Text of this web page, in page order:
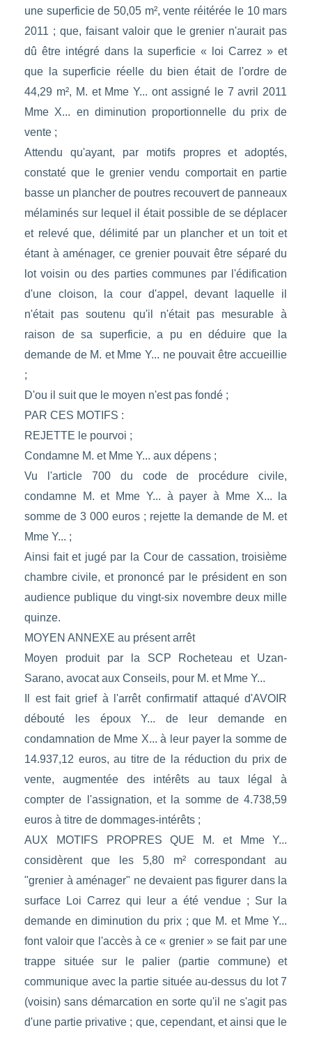
une superficie de 50,05 m², vente réitérée le 10 mars
2011 ; que, faisant valoir que le grenier n'aurait pas
dû être intégré dans la superficie « loi Carrez » et
que la superficie réelle du bien était de l'ordre de
44,29 m², M. et Mme Y... ont assigné le 7 avril 2011
Mme X... en diminution proportionnelle du prix de
vente ;
Attendu qu'ayant, par motifs propres et adoptés,
constaté que le grenier vendu comportait en partie
basse un plancher de poutres recouvert de panneaux
mélaminés sur lequel il était possible de se déplacer
et relevé que, délimité par un plancher et un toit et
étant à aménager, ce grenier pouvait être séparé du
lot voisin ou des parties communes par l'édification
d'une cloison, la cour d'appel, devant laquelle il
n'était pas soutenu qu'il n'était pas mesurable à
raison de sa superficie, a pu en déduire que la
demande de M. et Mme Y... ne pouvait être accueillie
;
D'ou il suit que le moyen n'est pas fondé ;
PAR CES MOTIFS :
REJETTE le pourvoi ;
Condamne M. et Mme Y... aux dépens ;
Vu l'article 700 du code de procédure civile,
condamne M. et Mme Y... à payer à Mme X... la
somme de 3 000 euros ; rejette la demande de M. et
Mme Y... ;
Ainsi fait et jugé par la Cour de cassation, troisième
chambre civile, et prononcé par le président en son
audience publique du vingt-six novembre deux mille
quinze.
MOYEN ANNEXE au présent arrêt
Moyen produit par la SCP Rocheteau et Uzan-
Sarano, avocat aux Conseils, pour M. et Mme Y...
Il est fait grief à l'arrêt confirmatif attaqué d'AVOIR
débouté les époux Y... de leur demande en
condamnation de Mme X... à leur payer la somme de
14.937,12 euros, au titre de la réduction du prix de
vente, augmentée des intérêts au taux légal à
compter de l'assignation, et la somme de 4.738,59
euros à titre de dommages-intérêts ;
AUX MOTIFS PROPRES QUE M. et Mme Y...
considèrent que les 5,80 m² correspondant au
"grenier à aménager" ne devaient pas figurer dans la
surface Loi Carrez qui leur a été vendue ; Sur la
demande en diminution du prix ; que M. et Mme Y...
font valoir que l'accès à ce « grenier » se fait par une
trappe située sur le palier (partie commune) et
communique avec la partie située au-dessus du lot 7
(voisin) sans démarcation en sorte qu'il ne s'agit pas
d'une partie privative ; que, cependant, et ainsi que le